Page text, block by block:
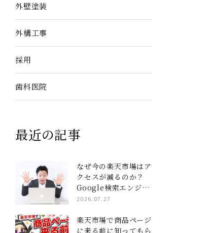
外壁塗装
外構工事
採用
歯科医院
最近の記事
なぜ今の楽天市場はア
クセスが減るのか？
Google検索エンジン
と楽天AIを完全攻略
ジ×ショート動画」集
客の全貌
2026.07.27
楽天市場で商品ページ
に来る前に知ってもら